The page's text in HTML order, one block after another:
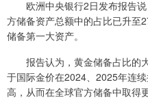
欧洲中央银行2日发布报告说
方储备资产总额中的占比已升至
储备第一大资产。
报告认为，黄金储备占比的
于国际金价在2024、2025年连
高，从而在全球官方储备中取得